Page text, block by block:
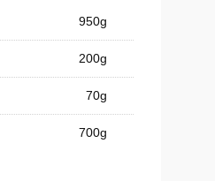
950g
200g
70g
700g